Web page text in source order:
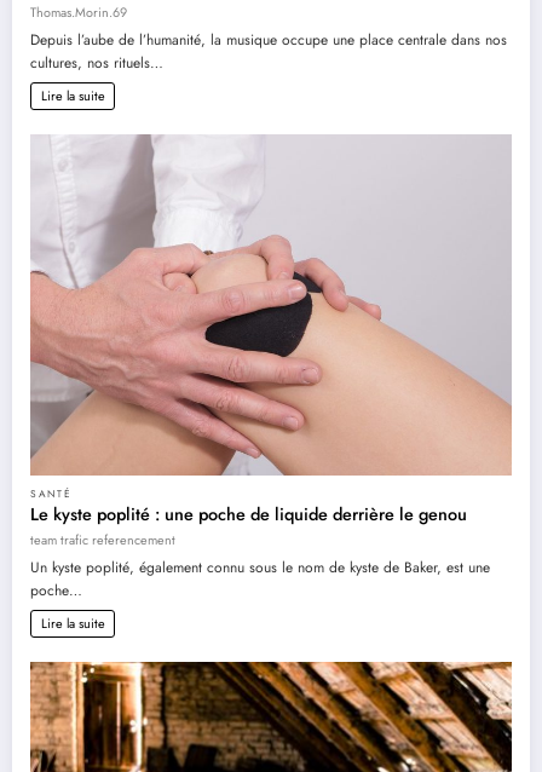
Thomas.Morin.69
Depuis l’aube de l’humanité, la musique occupe une place centrale dans nos
cultures, nos rituels…
Lire la suite
SANTÉ
Le kyste poplité : une poche de liquide derrière le genou
team trafic referencement
Un kyste poplité, également connu sous le nom de kyste de Baker, est une
poche…
Lire la suite